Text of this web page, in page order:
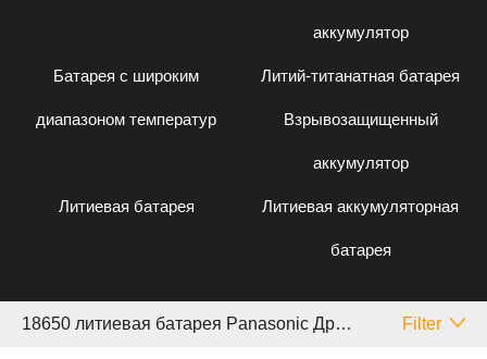
аккумулятор
Батарея с широким
диапазоном температур
Литий-титанатная батарея
Взрывозащищенный
аккумулятор
Литиевая батарея Литиевая аккумуляторная
батарея
18650 литиевая батарея Panasonic Другой Filter